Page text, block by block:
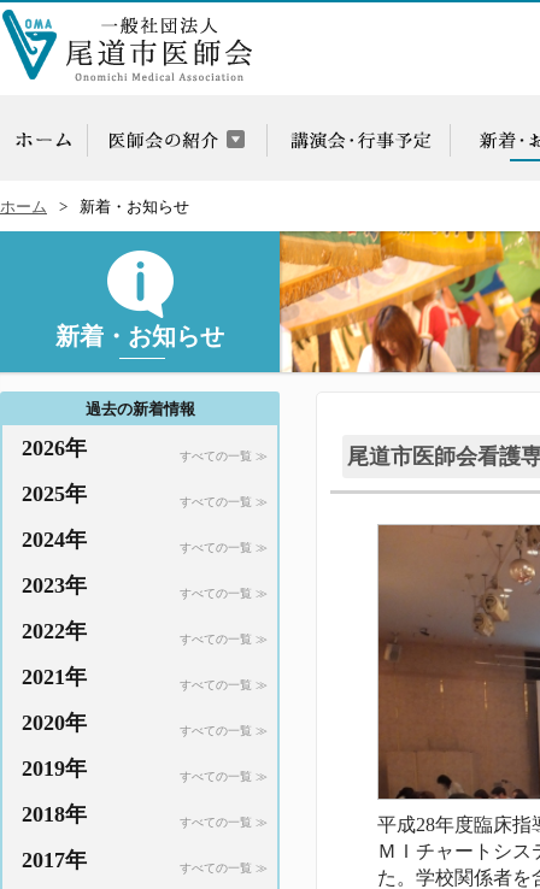
ホーム 新着・お知らせ
新着・お知らせ
尾道市医師会看護
平成28年度臨床指
ＭＩチャートシス
た。学校関係者を
過去の新着情報
2026年 すべての一覧 ≫
2025年 すべての一覧 ≫
2024年 すべての一覧 ≫
2023年 すべての一覧 ≫
2022年 すべての一覧 ≫
2021年 すべての一覧 ≫
2020年 すべての一覧 ≫
2019年 すべての一覧 ≫
2018年 すべての一覧 ≫
2017年 すべての一覧 ≫